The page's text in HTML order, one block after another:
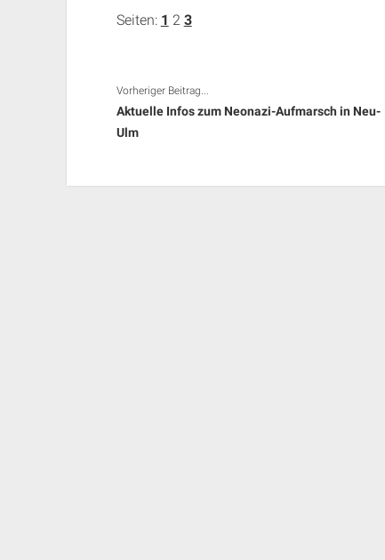
Seiten: 1 2 3
Vorheriger Beitrag...
Aktuelle Infos zum Neonazi-Aufmarsch in Neu-
Ulm